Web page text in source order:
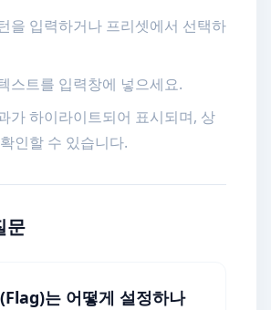
을 입력하거나 프리셋에서 선택하
스트를 입력창에 넣으세요.
가 하이라이트되어 표시되며, 상
인할 수 있습니다.
문
는 어떻게 설정하나